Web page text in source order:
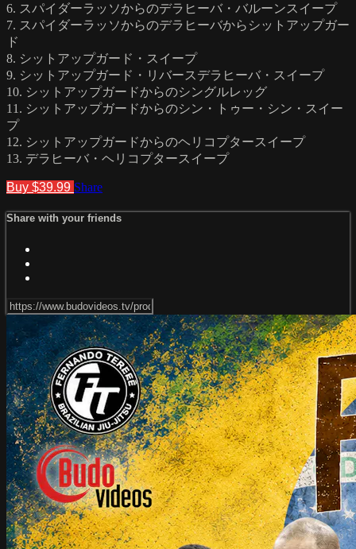
6. スパイダーラッソからのデラヒーバ・バルーンスイープ
7. スパイダーラッソからのデラヒーバからシットアップガー
ド
8. シットアップガード・スイープ
9. シットアップガード・リバースデラヒーバ・スイープ
10. シットアップガードからのシングルレッグ
11. シットアップガードからのシン・トゥー・シン・スイー
プ
12. シットアップガードからのヘリコプタースイープ
13. デラヒーバ・ヘリコプタースイープ
Buy $39.99 Share
Share with your friends